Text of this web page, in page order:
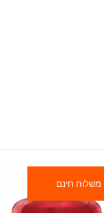
משלוח חינם